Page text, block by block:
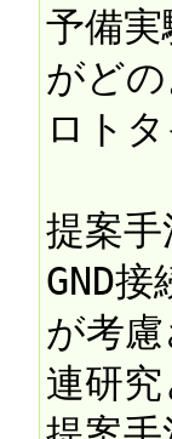
予備
がど
ロト
提案
GND
が考
連研